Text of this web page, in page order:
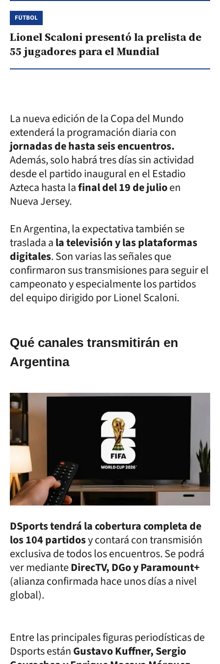
FÚTBOL
Lionel Scaloni presentó la prelista de
55 jugadores para el Mundial
La nueva edición de la Copa del Mundo
extenderá la programación diaria con
jornadas de hasta seis encuentros.
Además, solo habrá tres días sin actividad
desde el partido inaugural en el Estadio
Azteca hasta lafinal del 19 de julioen
Nueva Jersey.
En Argentina, la expectativa también se
traslada ala televisión y las plataformas
digitales. Son varias las señales que
confirmaron sus transmisiones para seguir el
campeonato y especialmente los partidos
del equipo dirigido por Lionel Scaloni.
Qué canales transmitirán en
Argentina
DSports tendrá la cobertura completa de
los 104 partidosy contará con transmisión
exclusiva de todos los encuentros. Se podrá
ver medianteDirecTV, DGo y Paramount+
(alianza confirmada hace unos días a nivel
global).
Entre las principales figuras periodísticas de
Dsports estánGustavo Kuffner, Sergio